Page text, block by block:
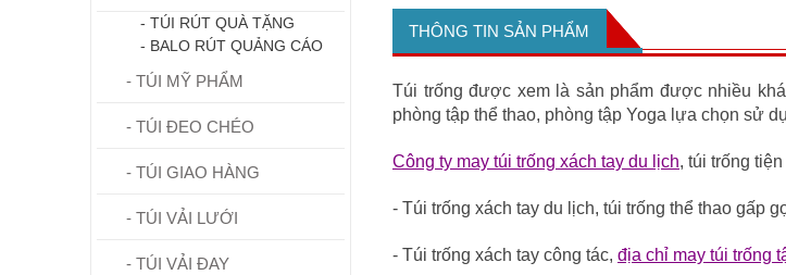
- TÚI RÚT QUÀ TẶNG
- BALO RÚT QUẢNG CÁO
- TÚI MỸ PHẨM
- TÚI ĐEO CHÉO
- TÚI GIAO HÀNG
- TÚI VẢI LƯỚI
- TÚI VẢI ĐAY
THÔNG TIN SẢN PHẨM
Túi trống được xem là sản phẩm được nhiều
phòng tập thể thao, phòng tập Yoga lựa chọn sử
Công ty may túi trống xách tay du lịch, túi trống
- Túi trống xách tay du lịch, túi trống thể thao gấp
- Túi trống xách tay công tác, địa chỉ may túi trống